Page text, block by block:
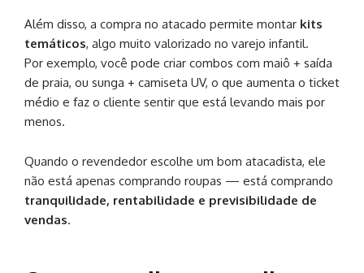
Além disso, a compra no atacado permite montar kits
temáticos, algo muito valorizado no varejo infantil.
Por exemplo, você pode criar combos com maiô + saída
de praia, ou sunga + camiseta UV, o que aumenta o ticket
médio e faz o cliente sentir que está levando mais por
menos.
Quando o revendedor escolhe um bom atacadista, ele
não está apenas comprando roupas — está comprando
tranquilidade, rentabilidade e previsibilidade de
vendas.